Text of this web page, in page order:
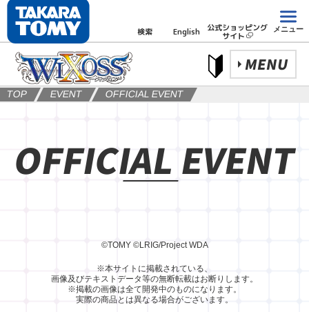
検索 English 公式ショッピング
サイト
メニュー
MENU
TOP EVENT OFFICIAL EVENT
OFFICIAL EVENT
©TOMY ©LRIG/Project WDA
※本サイトに掲載されている、
画像及びテキストデータ等の無断転載はお断りします。
※掲載の画像は全て開発中のものになります。
実際の商品とは異なる場合がございます。